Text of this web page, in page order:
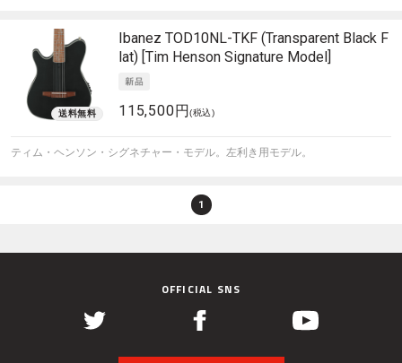
Ibanez TOD10NL-TKF (Transparent Black F
lat) [Tim Henson Signature Model]
115,500円(税込)
ティム・ヘンソン・シグネチャー・モデル。左利き用モデル。
1
OFFICIAL SNS